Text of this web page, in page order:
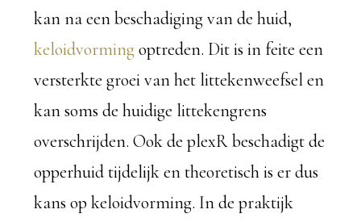
kan na een beschadiging van de huid,
keloidvormingoptreden. Dit is in feite een
versterkte groei van het littekenweefsel en
kan soms de huidige littekengrens
overschrijden. Ook de plexR beschadigt de
opperhuid tijdelijk en theoretisch is er dus
kans op keloidvorming. In de praktijk